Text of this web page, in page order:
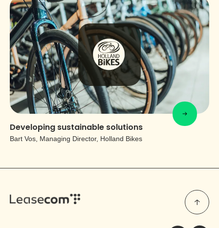
Developing sustainable solutions
Bart Vos, Managing Director, Holland Bikes